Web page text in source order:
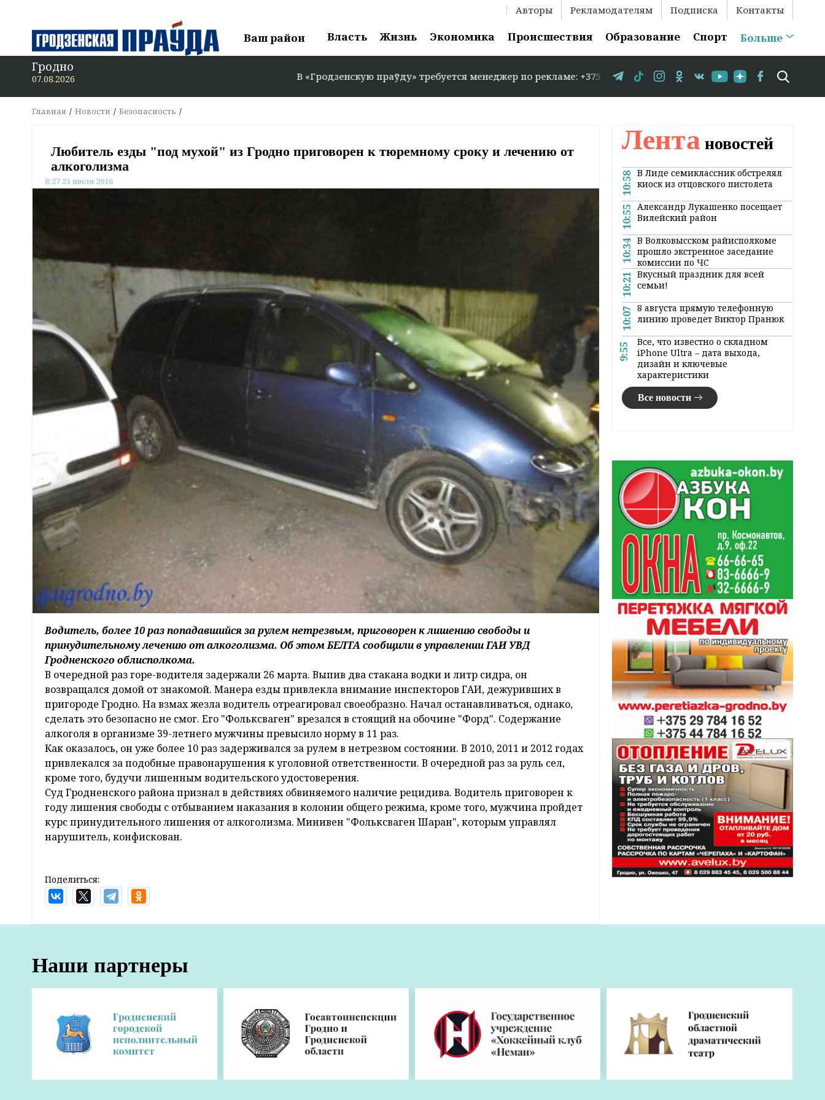
Авторы Рекламодателям Подписка Контакты
Ваш район Власть Жизнь Экономика Происшествия Образование Спорт Больше
Гродно
07.08.2026 В «Гродзенскую праўду» требуется менеджер по рекламе: +375 29 583-35-86 // В Гродно временно закрывается
Главная Новости Безопасность
Любитель езды "под мухой" из Гродно приговорен к тюремному сроку и лечению от
алкоголизма
8:27 21 июля 2016
Водитель, более 10 раз попадавшийся за рулем нетрезвым, приговорен к лишению свободы и
принудительному лечению от алкоголизма. Об этом БЕЛТА сообщили в управлении ГАИ УВД
Гродненского облисполкома.
В очередной раз горе-водителя задержали 26 марта. Выпив два стакана водки и литр сидра, он
возвращался домой от знакомой. Манера езды привлекла внимание инспекторов ГАИ, дежуривших в
пригороде Гродно. На взмах жезла водитель отреагировал своеобразно. Начал останавливаться, однако,
сделать это безопасно не смог. Его "Фольксваген" врезался в стоящий на обочине "Форд". Содержание
алкоголя в организме 39-летнего мужчины превысило норму в 11 раз.
Как оказалось, он уже более 10 раз задерживался за рулем в нетрезвом состоянии. В 2010, 2011 и 2012 годах
привлекался за подобные правонарушения к уголовной ответственности. В очередной раз за руль сел,
кроме того, будучи лишенным водительского удостоверения.
Суд Гродненского района признал в действиях обвиняемого наличие рецидива. Водитель приговорен к
году лишения свободы с отбыванием наказания в колонии общего режима, кроме того, мужчина пройдет
курс принудительного лишения от алкоголизма. Минивен "Фольксваген Шаран", которым управлял
нарушитель, конфискован.
Поделиться:
Белорусские студенты-ядерщики будут обучаться на виртуальном реакторе МАГАТЭ
Белорусское правительство своим постановлением от 19 июля 2016 года №565 одобрило проект
международной технической помощи "Интернет Реактор Лаборатория (ИРЛ) в Европе". Такая
информация размещена на сайте Совета Министров.
Проект был одобрен на основании предложений Комиссии по вопросам международного технического
Лента новостей
10:58 В Лиде семиклассник обстрелял
киоск из отцовского пистолета
10:55
Александр Лукашенко посещает
Вилейский район
10:34 В Волковысском райисполкоме
прошло экстренное заседание
комиссии по ЧС
10:21 Вкусный праздник для всей
семьи!
10:07 8 августа прямую телефонную
линию проведет Виктор Пранюк
9:55
Все, что известно о складном
iPhone Ultra – дата выхода,
дизайн и ключевые
характеристики
Все новости